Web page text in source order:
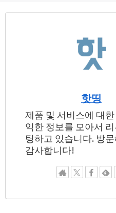
핫띵
제품 및 서비스에 대
익한 정보를 모아서
팅하고 있습니다. 방
감사합니다!